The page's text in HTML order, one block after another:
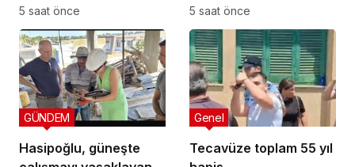
tüketimini azaltıyor
5 saat önce 5 saat önce
Hasipoğlu, güneşte
GÜNDEM
Tecavüze toplam 55 yıl
Genel